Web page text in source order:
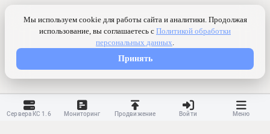
Сервера КС 1.6 Мониторинг Продвижение Войти Меню